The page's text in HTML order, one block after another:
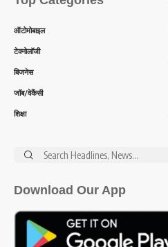
ऑटोमोबाइल
टेक्नोलॉजी
बिजनेस
जॉब/वेकैंसी
शिक्षा
Search
Download Our App